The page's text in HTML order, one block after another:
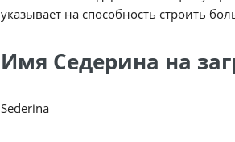
указывает на способность строить
Имя Седерина на
Sederina